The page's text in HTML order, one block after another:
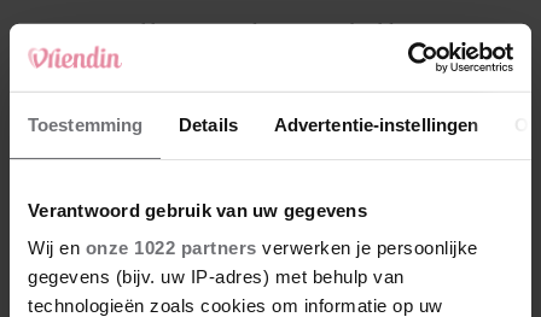
Toestemming Details Advertentie-instellingen
Verantwoord gebruik van uw gegevens
Wij en onze 1022 partners verwerken je persoonlijke
gegevens (bijv. uw IP-adres) met behulp van
technologieën zoals cookies om informatie op uw
4 Weekhoroscoop: deze sterrenbeelden
kunnen zich op iets leuks verheugen
5 Makelaar Mandy: ‘Een bericht van de BN’er.
Een foto. Mijn lijf reageert’
Nieuw